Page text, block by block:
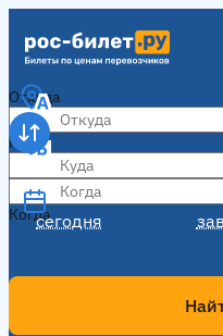
Откуда
Куда
Когда
сегодня
Когда